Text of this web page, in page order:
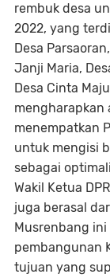
rembuk desa
2022, yang
Desa
Janji Maria,
Desa Cinta
mengharapkan
menempatkan
untuk mengisi
sebagai
Wakil Ketua
juga berasal
Musrenbang
pembangunan
tujuan yang